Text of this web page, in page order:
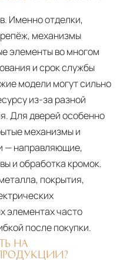
Именно отделки,
механизмы
элементы во многом
и срок службы
модели могут сильно
из-за разной
Для дверей особенно
механизмы и
— направляющие,
и обработка кромок.
покрытия,
элементах часто
после покупки.
НА